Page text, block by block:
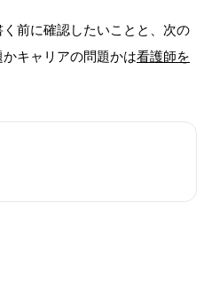
前に確認したいことと、次の
かキャリアの問題かは看護師を